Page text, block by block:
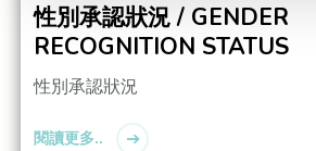
性別承認狀況 / GENDER
RECOGNITION STATUS
性別承認狀況
閱讀更多..